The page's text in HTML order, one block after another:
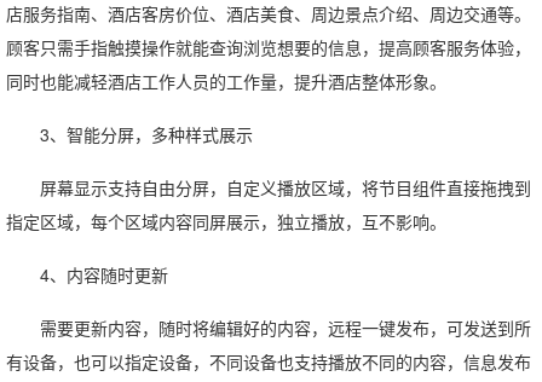
店服务指南、酒店客房价位、酒店美食、周边景点介绍、周边交通等。
顾客只需手指触摸操作就能查询浏览想要的信息，提高顾客服务体验，
同时也能减轻酒店工作人员的工作量，提升酒店整体形象。
3、智能分屏，多种样式展示
屏幕显示支持自由分屏，自定义播放区域，将节目组件直接拖拽到
指定区域，每个区域内容同屏展示，独立播放，互不影响。
4、内容随时更新
需要更新内容，随时将编辑好的内容，远程一键发布，可发送到所
有设备，也可以指定设备，不同设备也支持播放不同的内容，信息发布